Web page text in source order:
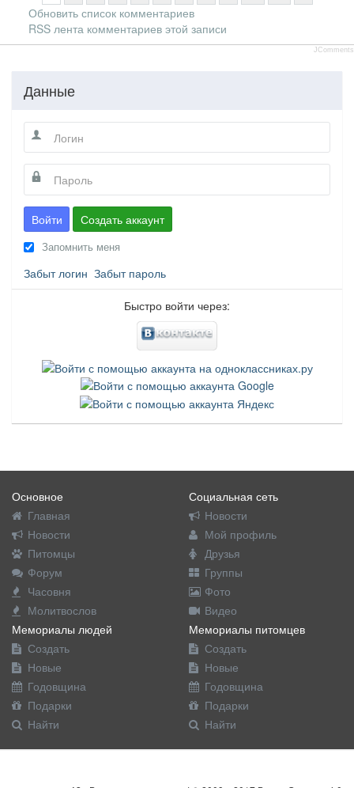
Обновить список комментариев
RSS лента комментариев этой записи
JComments
Данные
Войти Создать аккаунт
Запомнить меня
Забыт логин Забыт пароль
Быстро войти через:
Основное
Главная
Новости
Питомцы
Форум
Часовня
Молитвослов
Социальная сеть
Новости
Мой профиль
Друзья
Группы
Фото
Видео
Мемориалы людей
Создать
Новые
Годовщина
Подарки
Найти
Мемориалы питомцев
Создать
Новые
Годовщина
Подарки
Найти